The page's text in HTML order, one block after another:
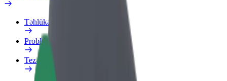
Təhlükəsizlik Laboratoriyası
Problemi bildir
Tez-tez verilən suallar